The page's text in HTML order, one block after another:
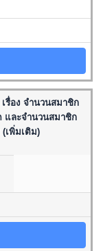
รื่อง จำนวนสมาชิก
และจำนวนสมาชิก
เพิ่มเติม)